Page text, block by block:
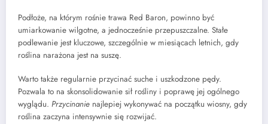
Podłoże, na którym rośnie trawa Red Baron, powinno być
umiarkowanie wilgotne, a jednocześnie przepuszczalne. Stałe
podlewanie jest kluczowe, szczególnie w miesiącach letnich, gdy
roślina narażona jest na suszę.
Warto także regularnie przycinać suche i uszkodzone pędy.
Pozwala to na skonsolidowanie sił rośliny i poprawę jej ogólnego
wyglądu. Przycinanie najlepiej wykonywać na początku wiosny, gdy
roślina zaczyna intensywnie się rozwijać.